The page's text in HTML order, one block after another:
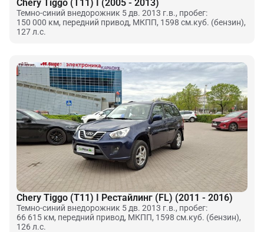
Chery Tiggo (T11) I (2005 - 2013)
Темно-синий внедорожник 5 дв. 2013 г.в., пробег:
150 000 км, передний привод, МКПП, 1598 см.куб. (бензин),
127 л.с.
Chery Tiggo (T11) I Рестайлинг (FL) (2011 - 2016)
Темно-синий внедорожник 5 дв. 2013 г.в., пробег:
66 615 км, передний привод, МКПП, 1598 см.куб. (бензин),
126 л.с.